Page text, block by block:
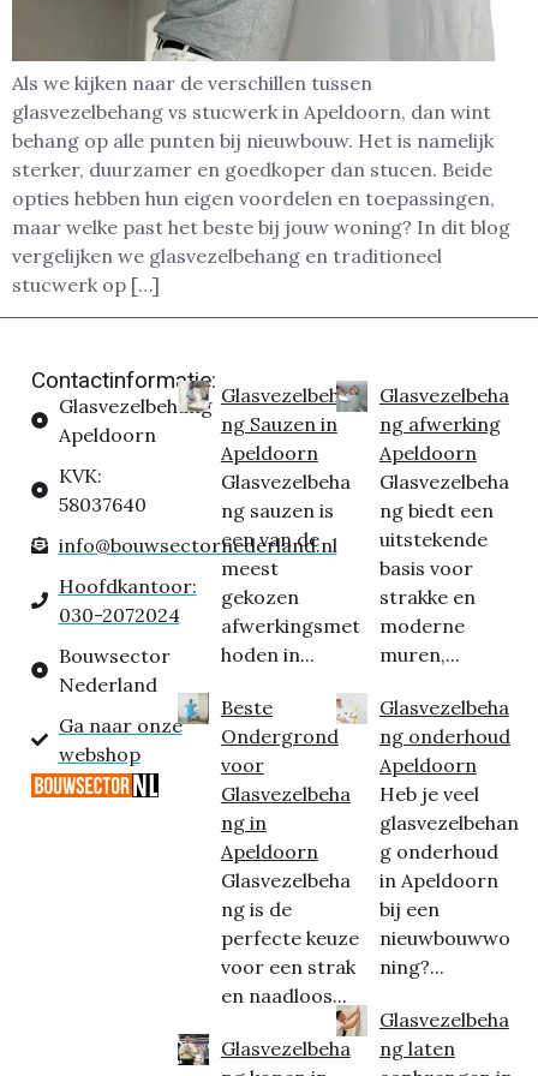
Als we kijken naar de verschillen tussen
glasvezelbehang vs stucwerk in Apeldoorn, dan wint
behang op alle punten bij nieuwbouw. Het is namelijk
sterker, duurzamer en goedkoper dan stucen. Beide
opties hebben hun eigen voordelen en toepassingen,
maar welke past het beste bij jouw woning? In dit blog
vergelijken we glasvezelbehang en traditioneel
stucwerk op […]
Contactinformatie:
Glasvezelbehang
Apeldoorn
KVK:
58037640
info@bouwsectornederland.nl
Hoofdkantoor:
030-2072024
Bouwsector
Nederland
Ga naar onze
webshop
Glasvezelbeha
ng Sauzen in
Apeldoorn
Glasvezelbeha
ng sauzen is
een van de
meest
gekozen
afwerkingsmet
hoden in...
Beste
Ondergrond
voor
Glasvezelbeha
ng in
Apeldoorn
Glasvezelbeha
ng is de
perfecte keuze
voor een strak
en naadloos...
Glasvezelbeha
Glasvezelbeha
ng afwerking
Apeldoorn
Glasvezelbeha
ng biedt een
uitstekende
basis voor
strakke en
moderne
muren,...
Glasvezelbeha
ng onderhoud
Apeldoorn
Heb je veel
glasvezelbehan
g onderhoud
in Apeldoorn
bij een
nieuwbouwwo
ning?...
Glasvezelbeha
ng laten